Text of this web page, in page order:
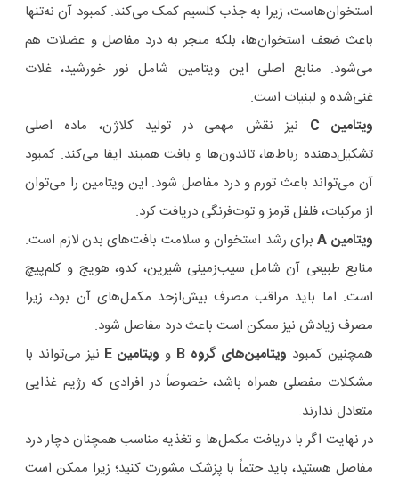
استخوان‌هاست، زیرا به جذب کلسیم کمک می‌کند. کمبود آن نه‌تنها
باعث ضعف استخوان‌ها، بلکه منجر به درد مفاصل و عضلات هم
می‌شود. منابع اصلی این ویتامین شامل نور خورشید، غلات
غنی‌شده و لبنیات است.
ویتامین C
نیز نقش مهمی در تولید کلاژن، ماده اصلی
تشکیل‌دهنده رباط‌ها، تاندون‌ها و بافت همبند ایفا می‌کند. کمبود
آن می‌تواند باعث تورم و درد مفاصل شود. این ویتامین را می‌توان
از مرکبات، فلفل قرمز و توت‌فرنگی دریافت کرد.
ویتامین A
برای رشد استخوان و سلامت بافت‌های بدن لازم است.
منابع طبیعی آن شامل سیب‌زمینی شیرین، کدو، هویج و کلم‌پیچ
است. اما باید مراقب مصرف بیش‌ازحد مکمل‌های آن بود، زیرا
مصرف زیادش نیز ممکن است باعث درد مفاصل شود.
همچنین کمبود ویتامین‌های گروه B و ویتامین E
نیز می‌تواند با
مشکلات مفصلی همراه باشد، خصوصاً در افرادی که رژیم غذایی
متعادل ندارند.
در نهایت اگر با دریافت مکمل‌ها و تغذیه مناسب همچنان دچار درد
مفاصل هستید، باید حتماً با پزشک مشورت کنید؛ زیرا ممکن است